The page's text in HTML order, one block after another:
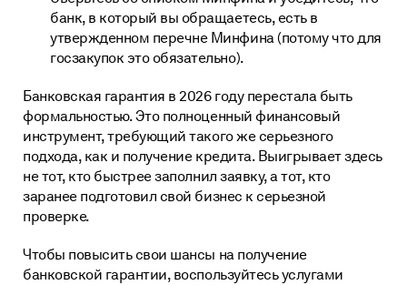
банк, в который вы обращаетесь, есть в
утвержденном перечне Минфина (потому что для
госзакупок это обязательно).
Банковская гарантия в 2026 году перестала быть
формальностью. Это полноценный финансовый
инструмент, требующий такого же серьезного
подхода, как и получение кредита. Выигрывает здесь
не тот, кто быстрее заполнил заявку, а тот, кто
заранее подготовил свой бизнес к серьезной
проверке.
Чтобы повысить свои шансы на получение
банковской гарантии, воспользуйтесь услугами